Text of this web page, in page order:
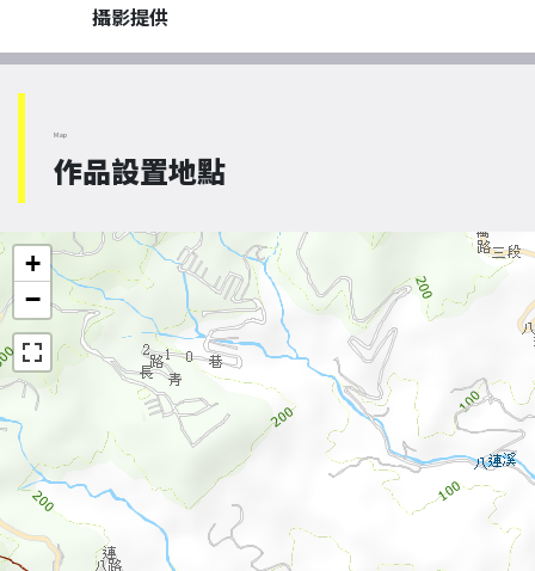
攝影提供
Map
作品設置地點
+
−